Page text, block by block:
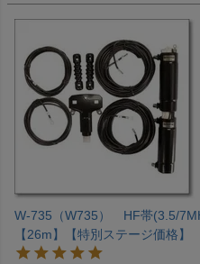
W-735（W735） HF帯(3.5/
【26m】【特別ステージ価格】